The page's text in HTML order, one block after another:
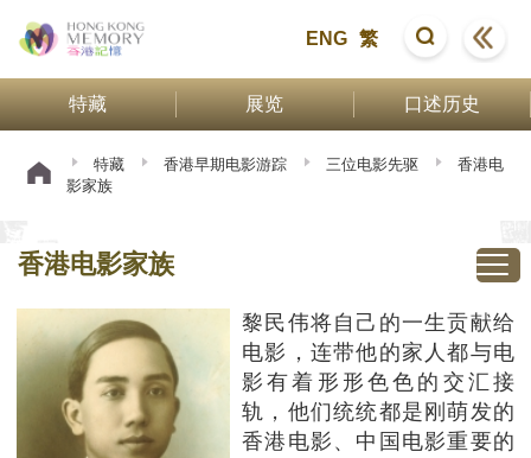
ENG 繁
特藏 展览 口述历史
特藏 香港早期电影游踪 三位电影先驱
香港电
影家族
香港电影家族
黎民伟将自己的一生贡献给
电影，连带他的家人都与电
影有着形形色色的交汇接
轨，他们统统都是刚萌发的
香港电影、中国电影重要的